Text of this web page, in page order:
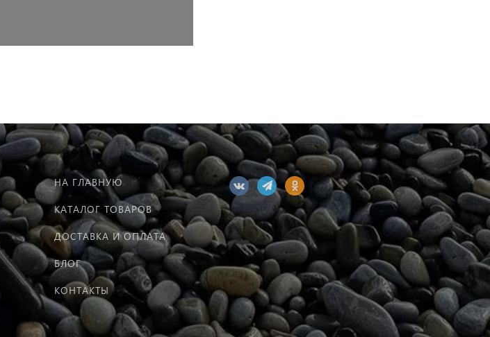
НА ГЛАВНУЮ
КАТАЛОГ ТОВАРОВ
ДОСТАВКА И ОПЛАТА
БЛОГ
КОНТАКТЫ